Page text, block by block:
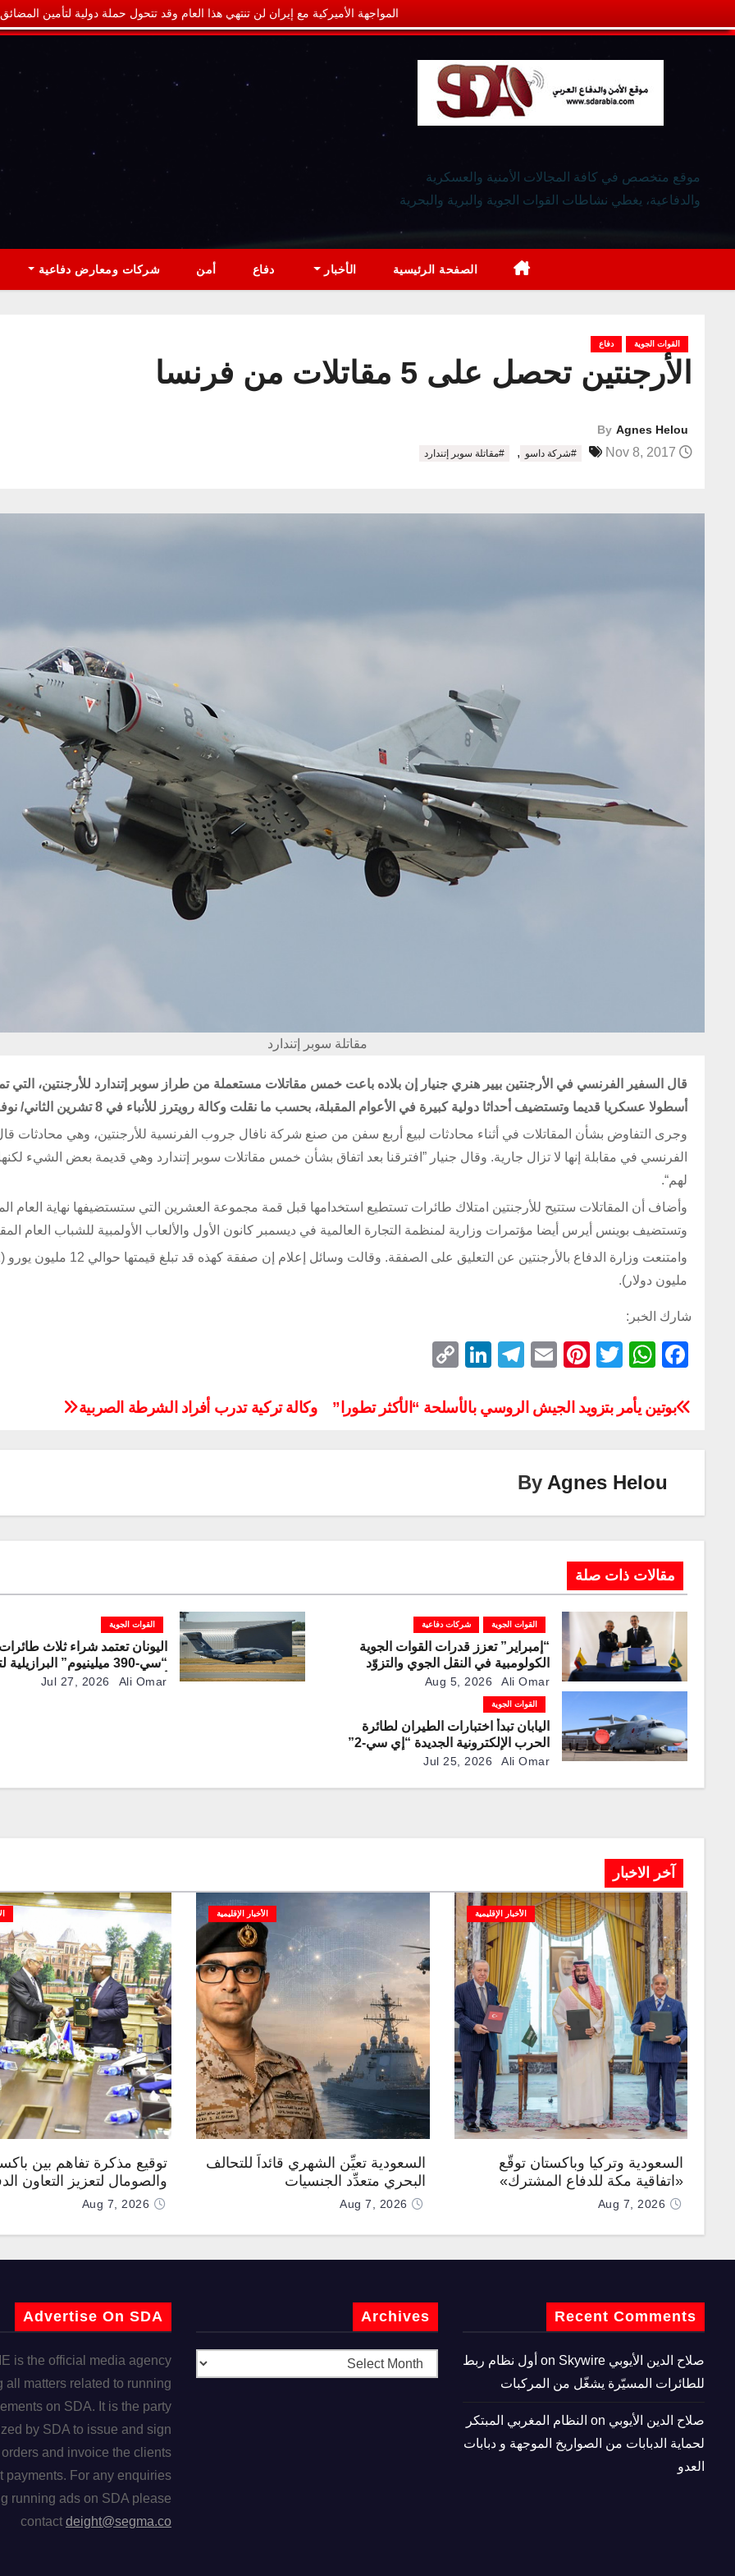
المواجهة الأميركية مع إيران لن تنتهي هذا العام وقد تتحول حملة دولية لتأمين المضائق
موقع متخصص في كافة المجالات الأمنية والعسكرية
والدفاعية، يغطي نشاطات القوات الجوية والبرية والبحرية
الصفحة الرئيسية الأخبار دفاع أمن شركات ومعارض دفاعية
القوات الجوية دفاع
الأرجنتين تحصل على 5 مقاتلات من فرنسا
By Agnes Helou
#شركة داسو , #مقاتلة سوبر إتندارد
مقاتلة سوبر إتندارد
قال السفير الفرنسي في الأرجنتين بيير هنري جنيار إن بلاده باعت خمس مقاتلات مستعملة من طراز سوبر إتندارد للأرجنتين، التي
أسطولا عسكريا قديما وتستضيف أحداثا دولية كبيرة في الأعوام المقبلة، بحسب ما نقلت وكالة رويترز للأنباء في 8 تشرين الثاني/ نوفمبر.
وجرى التفاوض بشأن المقاتلات في أثناء محادثات لبيع أربع سفن من صنع شركة نافال جروب الفرنسية للأرجنتين، وهي محادثات
الفرنسي في مقابلة إنها لا تزال جارية. وقال جنيار ”افترقنا بعد اتفاق بشأن خمس مقاتلات سوبر إتندارد وهي قديمة بعض الشيء
لهم“.
وأضاف أن المقاتلات ستتيح للأرجنتين امتلاك طائرات تستطيع استخدامها قبل قمة مجموعة العشرين التي ستستضيفها نهاية العام
وتستضيف بوينس أيرس أيضا مؤتمرات وزارية لمنظمة التجارة العالمية في ديسمبر كانون الأول والألعاب الأولمبية للشباب العام
مليون دولار).
شارك الخبر:
F
c
o
o
W
at
p
p
T
tt
Pi
er
E
ail
T
e
Li
k
p
k
وكالة تركية تدرب أفراد الشرطة الصربية بوتين يأمر بتزويد الجيش الروسي بالأسلحة “الأكثر تطورا”
By Agnes Helou
مقالات ذات صلة
القوات الجوية شركات دفاعية
“إمبراير” تعزز قدرات القوات الجوية
الكولومبية في النقل الجوي والتزوّد
بالوقود جوًا من خلال تزويدها بطائرتي
“كيه سي-390 ميلينيوم”
Aug 5, 2026 Ali Omar
القوات الجوية
اليونان تعتمد شراء ثلاث طائرات
“سي-390 ميلينيوم”
أسطول النقل العسكري
Jul 27, 2026 Ali Omar
القوات الجوية
اليابان تبدأ اختبارات الطيران لطائرة
الحرب الإلكترونية الجديدة “إي سي-2”
Jul 25, 2026 Ali Omar
آخر الاخبار
الأخبار الإقليمية
السعودية وتركيا وباكستان توقّع
«اتفاقية مكة للدفاع المشترك»
Aug 7, 2026
الأخبار الإقليمية
السعودية تعيِّن الشهري قائداً للتحالف
البحري متعدِّد الجنسيات
Aug 7, 2026
توقيع مذكرة تفاهم بين
والصومال لتعزيز التعاون
Aug 7, 2026
Recent Comments
صلاح الدين الأيوبي
Skywire أول نظام ربط
للطائرات المسيّرة يشغّل من المركبات
صلاح الدين الأيوبي
النظام المغربي المبتكر
لحماية الدبابات من الصواريخ الموجهة و دبابات
العدو
Archives
Advertise On SDA
is the official media agency
all matters related to running
on SDA. It is the party
by SDA to issue and sign
and invoice the clients
payments. For any enquiries
running ads on SDA please
contact deight@segma.co